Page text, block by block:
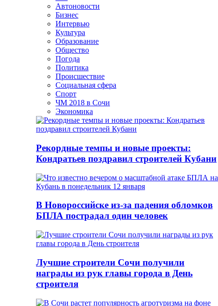
Автоновости
Бизнес
Интервью
Культура
Образование
Общество
Погода
Политика
Происшествие
Социальная сфера
Спорт
ЧМ 2018 в Сочи
Экономика
Рекордные темпы и новые проекты:
Кондратьев поздравил строителей Кубани
В Новороссийске из-за падения обломков
БПЛА пострадал один человек
Лучшие строители Сочи получили
награды из рук главы города в День
строителя